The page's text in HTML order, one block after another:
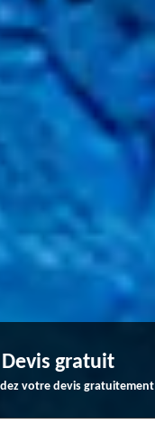
Devis gratuit
votre devis gratuitement